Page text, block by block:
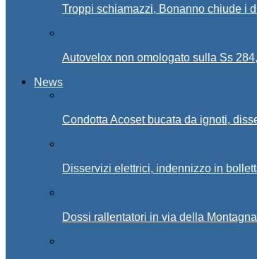
Troppi schiamazzi, Bonanno chiude i
Autovelox non omologato sulla Ss
News
Condotta Acoset bucata da ignoti,
Disservizi elettrici, indennizzo in
Dossi rallentatori in via della